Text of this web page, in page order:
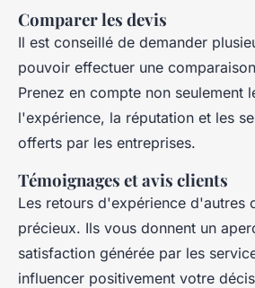
Comparer les devis
Il est conseillé de demander
pouvoir effectuer une
Prenez en compte non seulement
l'expérience, la réputation et les
offerts par les entreprises.
Témoignages et avis clients
Les retours d'expérience d'autres
précieux. Ils vous donnent un
satisfaction générée par les
influencer positivement votre